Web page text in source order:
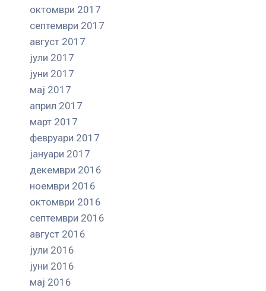
октомври 2017
септември 2017
август 2017
јули 2017
јуни 2017
мај 2017
април 2017
март 2017
февруари 2017
јануари 2017
декември 2016
ноември 2016
октомври 2016
септември 2016
август 2016
јули 2016
јуни 2016
мај 2016